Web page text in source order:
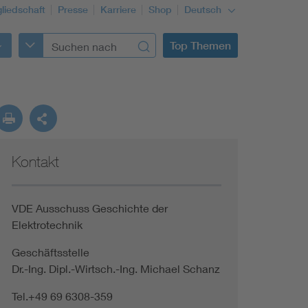
Presse Karriere Shop Deutsch
Top Themen
Kontakt
VDE Ausschuss Geschichte der
Elektrotechnik
Geschäftsstelle
Dr.-Ing. Dipl.-Wirtsch.-Ing. Michael Schanz
Tel.+49 69 6308-359